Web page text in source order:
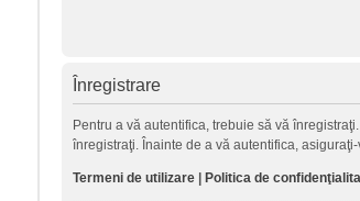
Înregistrare
Pentru a vă autentifica, trebuie să vă
înregistraţi. Înainte de a vă autentifica,
Termeni de utilizare| Politica de